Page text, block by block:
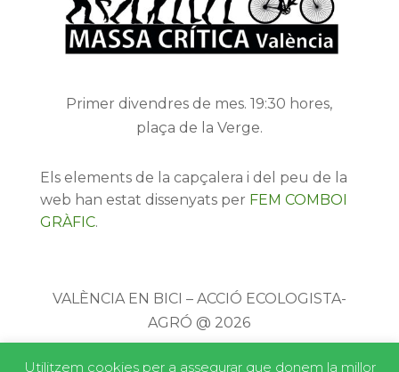
Primer divendres de mes. 19:30 hores,
plaça de la Verge.
Els elements de la capçalera i del peu de la
web han estat dissenyats per FEM COMBOI
GRÀFIC.
VALÈNCIA EN BICI – ACCIÓ ECOLOGISTA-
AGRÓ @ 2026
Utilitzem cookies per a assegurar que donem la millor